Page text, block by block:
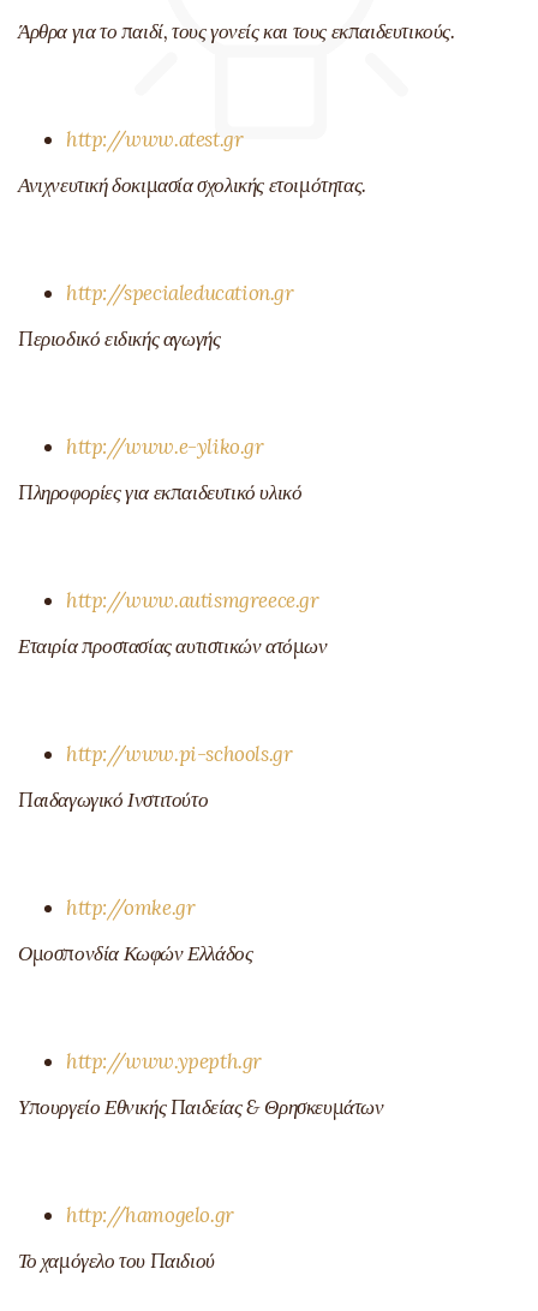
Άρθρα για το παιδί, τους γονείς και τους εκπαιδευτικούς.
http://www.atest.gr
Ανιχνευτική δοκιμασία σχολικής ετοιμότητας.
http://specialeducation.gr
Περιοδικό ειδικής αγωγής
http://www.e-yliko.gr
Πληροφορίες για εκπαιδευτικό υλικό
http://www.autismgreece.gr
Εταιρία προστασίας αυτιστικών ατόμων
http://www.pi-schools.gr
Παιδαγωγικό Ινστιτούτο
http://omke.gr
Ομοσπονδία Κωφών Ελλάδος
http://www.ypepth.gr
Υπουργείο Εθνικής Παιδείας & Θρησκευμάτων
http://hamogelo.gr
Το χαμόγελο του Παιδιού